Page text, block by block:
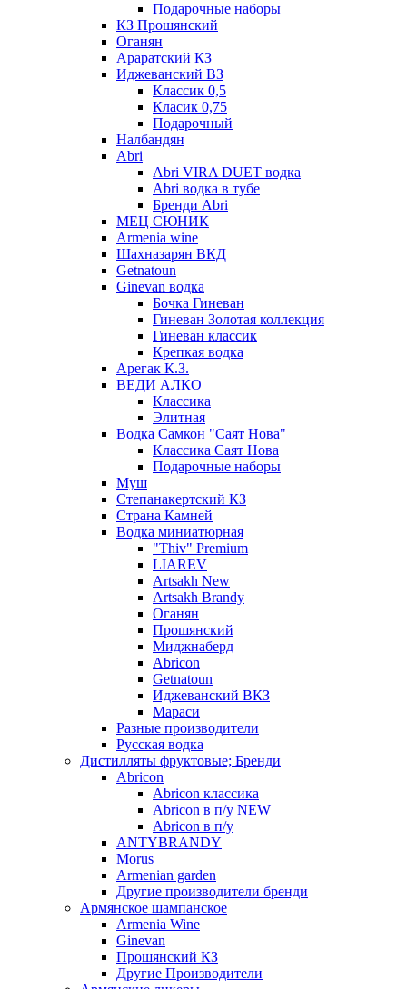
Подарочные наборы
КЗ Прошянский
Оганян
Араратский КЗ
Иджеванский ВЗ
Классик 0,5
Класик 0,75
Подарочный
Налбандян
Abri
Abri VIRA DUET водка
Abri водка в тубе
Бренди Abri
МЕЦ СЮНИК
Armenia wine
Шахназарян ВКД
Getnatoun
Ginevan водка
Бочка Гиневан
Гиневан Золотая коллекция
Гиневан классик
Крепкая водка
Арегак К.З.
ВЕДИ АЛКО
Классика
Элитная
Водка Самкон "Саят Нова"
Классика Саят Нова
Подарочные наборы
Муш
Степанакертский КЗ
Страна Камней
Водка миниатюрная
"Thiv" Premium
LIAREV
Artsakh New
Artsakh Brandy
Оганян
Прошянский
Миджнаберд
Abricon
Getnatoun
Иджеванский ВКЗ
Мараси
Разные производители
Русская водка
Дистилляты фруктовые; Бренди
Abricon
Abricon классика
Abricon в п/у NEW
Abricon в п/у
ANTYBRANDY
Morus
Armenian garden
Другие производители бренди
Армянское шампанское
Armenia Wine
Ginevan
Прошянский КЗ
Другие Производители